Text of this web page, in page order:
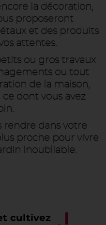
la décoration,
proposeront
et des produits
attentes.
ou gros travaux
ou tout
de la maison,
dont vous avez
rendre dans votre
proche pour vivre
inoubliable.
cultivez